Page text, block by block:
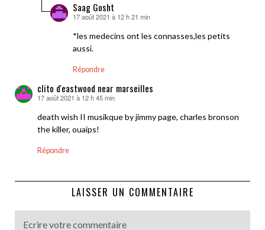
Saag Gosht
dit :
17 août 2021 à 12 h 21 min
*les medecins ont les connasses,les petits
aussi.
Répondre
clito d'eastwood near marseilles
dit :
17 août 2021 à 12 h 45 min
death wish II musikque by jimmy page, charles bronson
the killer, ouaips!
Répondre
LAISSER UN COMMENTAIRE